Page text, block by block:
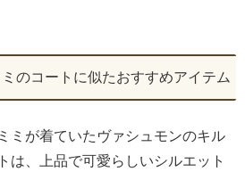
ミのコートに似たおすすめアイテム
ミが着ていたヴァシュモンのキル
は、上品で可愛らしいシルエット